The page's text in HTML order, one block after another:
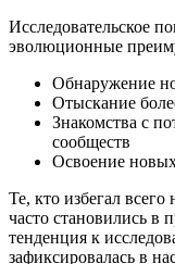
Исследовательское
эволюционные
Обнаружение
Отыскание
Знакомства с
сообществ
Освоение
Те, кто избегал
часто становились в
тенденция к
зафиксировалась в